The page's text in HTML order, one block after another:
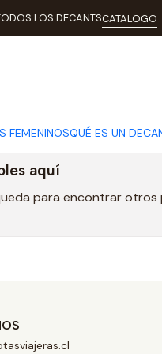
FEMENINOSQUÉ ES UN
LOS DECANTSCATALOGO
aquí
para encontrar